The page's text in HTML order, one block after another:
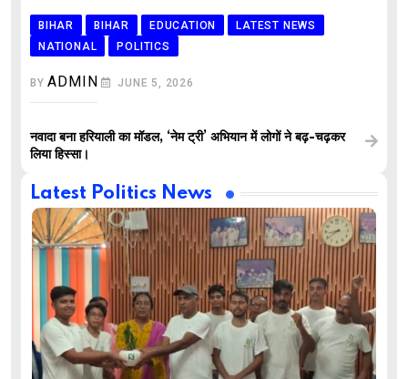
BIHAR BIHAR EDUCATION
LATEST NEWS
NATIONAL
POLITICS
BYADMIN JUNE 5, 2026
नवादा बना हरियाली का मॉडल, ‘नेम ट्री’ अभियान में लोगों ने बढ़-चढ़कर
लिया हिस्सा।
Latest Politics News